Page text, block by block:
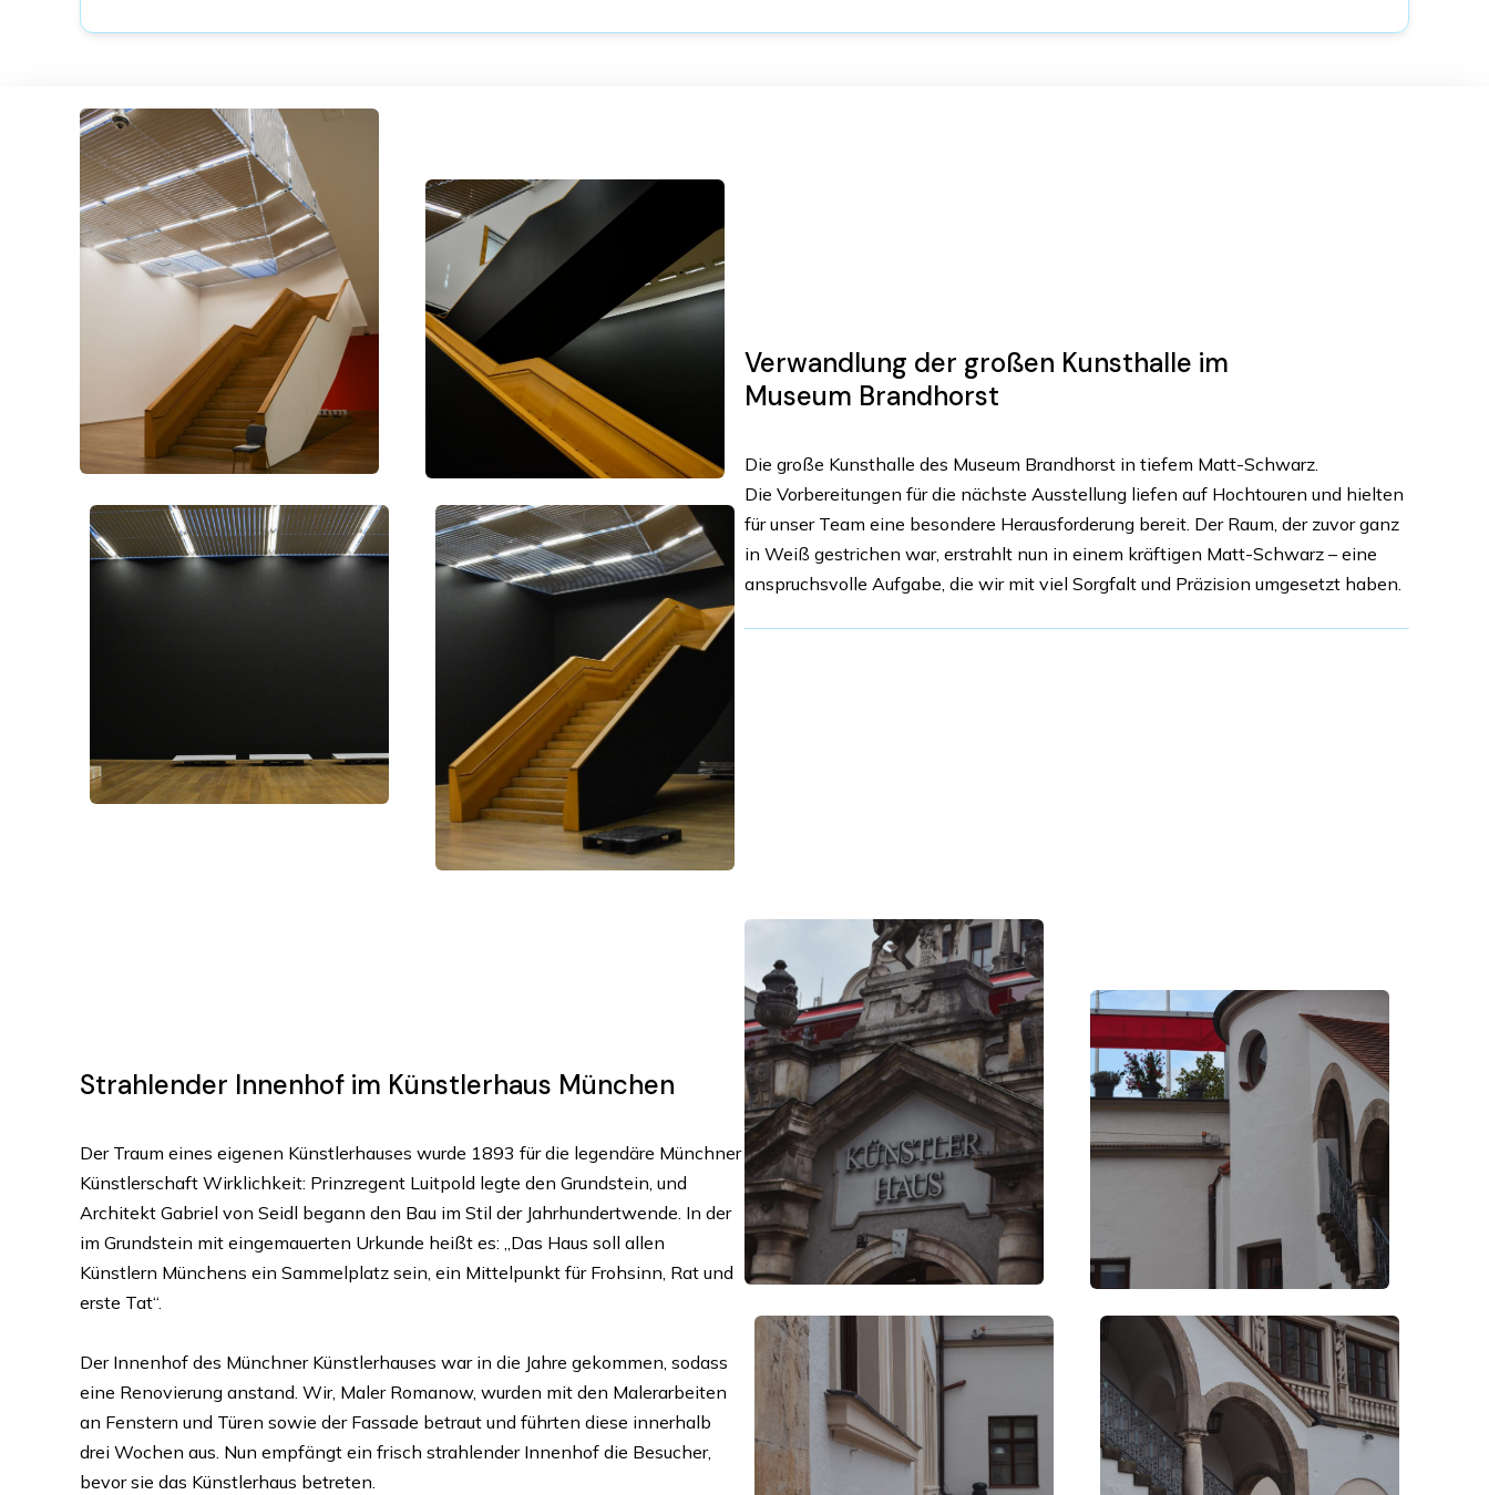
Verwandlung der großen Kunsthalle im
Museum Brandhorst
Die große Kunsthalle des Museum Brandhorst in tiefem Matt-Schwarz.
Die Vorbereitungen für die nächste Ausstellung liefen auf Hochtouren und hielten
für unser Team eine besondere Herausforderung bereit. Der Raum, der zuvor ganz
in Weiß gestrichen war, erstrahlt nun in einem kräftigen Matt-Schwarz – eine
anspruchsvolle Aufgabe, die wir mit viel Sorgfalt und Präzision umgesetzt haben.
Strahlender Innenhof im Künstlerhaus München
Der Traum eines eigenen Künstlerhauses wurde 1893 für die legendäre Münchner
Künstlerschaft Wirklichkeit: Prinzregent Luitpold legte den Grundstein, und
Architekt Gabriel von Seidl begann den Bau im Stil der Jahrhundertwende. In der
im Grundstein mit eingemauerten Urkunde heißt es: „Das Haus soll allen
Künstlern Münchens ein Sammelplatz sein, ein Mittelpunkt für Frohsinn, Rat und
erste Tat“.
Der Innenhof des Münchner Künstlerhauses war in die Jahre gekommen, sodass
eine Renovierung anstand. Wir, Maler Romanow, wurden mit den Malerarbeiten
an Fenstern und Türen sowie der Fassade betraut und führten diese innerhalb
drei Wochen aus. Nun empfängt ein frisch strahlender Innenhof die Besucher,
bevor sie das Künstlerhaus betreten.